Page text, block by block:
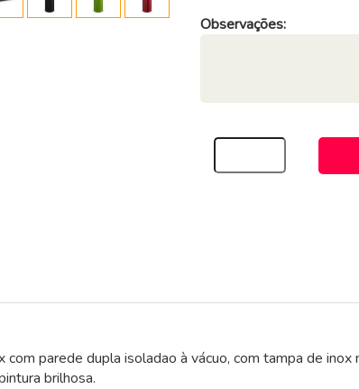
Observações:
com parede dupla isoladao à vácuo, com tampa de
brilhosa.